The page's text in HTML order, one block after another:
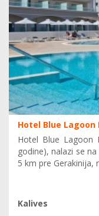
Hotel Blue Lagoon
Hotel Blue Lagoon
godine), nalazi se
5 km pre Gerakinija,
Kalives